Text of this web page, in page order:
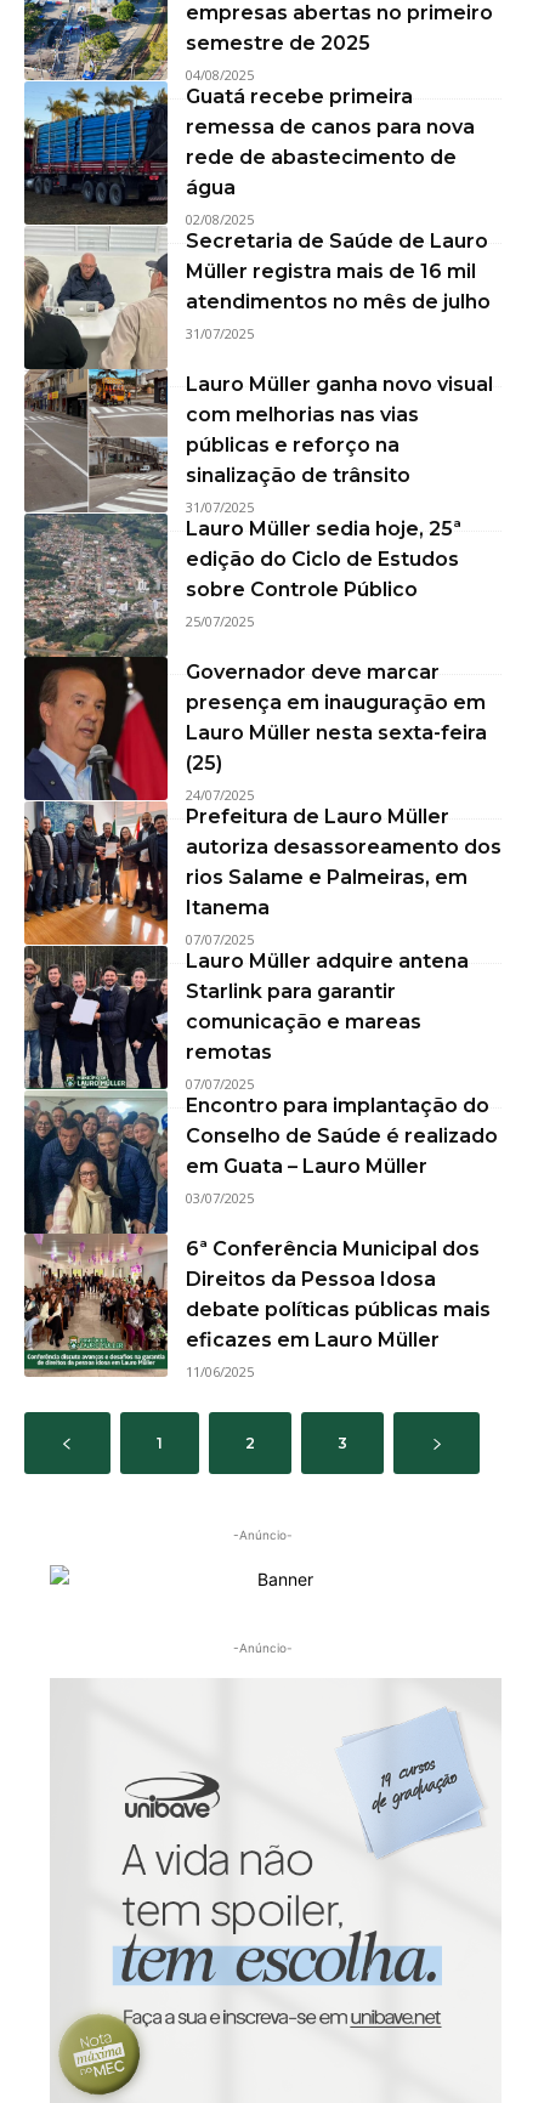
empresas abertas no primeiro
semestre de 2025
04/08/2025
Guatá recebe primeira
remessa de canos para nova
rede de abastecimento de
água
02/08/2025
Secretaria de Saúde de Lauro
Müller registra mais de 16 mil
atendimentos no mês de julho
31/07/2025
Lauro Müller ganha novo visual
com melhorias nas vias
públicas e reforço na
sinalização de trânsito
31/07/2025
Lauro Müller sedia hoje, 25ª
edição do Ciclo de Estudos
sobre Controle Público
25/07/2025
Governador deve marcar
presença em inauguração em
Lauro Müller nesta sexta-feira
(25)
24/07/2025
Prefeitura de Lauro Müller
autoriza desassoreamento dos
rios Salame e Palmeiras, em
Itanema
07/07/2025
Lauro Müller adquire antena
Starlink para garantir
comunicação e mareas
remotas
07/07/2025
Encontro para implantação do
Conselho de Saúde é realizado
em Guata – Lauro Müller
03/07/2025
6ª Conferência Municipal dos
Direitos da Pessoa Idosa
debate políticas públicas mais
eficazes em Lauro Müller
11/06/2025
1 2 3
-Anúncio-
-Anúncio-